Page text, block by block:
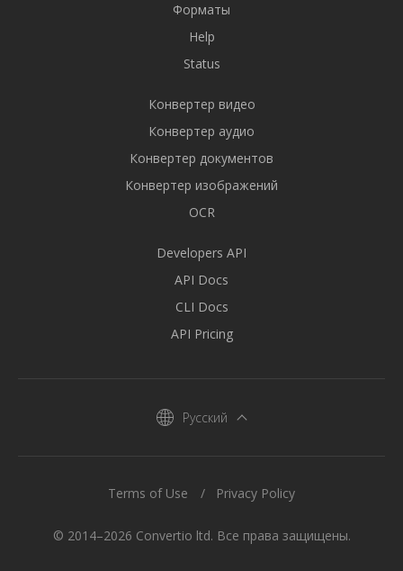
Форматы
Help
Status
Конвертер видео
Конвертер аудио
Конвертер документов
Конвертер изображений
OCR
Developers API
API Docs
CLI Docs
API Pricing
Русский
© 2014–2026 Convertio ltd. Все права защищены.
Terms of Use Privacy Policy